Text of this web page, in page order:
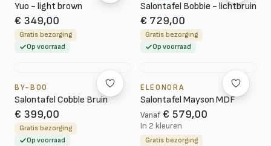
Yuo - light brown
€ 349,00
Gratis bezorging
Op voorraad
Salontafel Bobbie - lichtbruin
€ 729,00
Gratis bezorging
Op voorraad
BY-BOO
Salontafel Cobble Bruin
€ 399,00
Gratis bezorging
Op voorraad
ELEONORA
Salontafel Mayson MDF
Vanaf € 579,00
In 2 kleuren
Gratis bezorging